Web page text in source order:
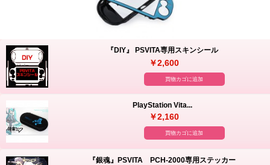
『DIY』 PSVITA専用スキンシール
￥2,600
買物カゴに追加
PlayStation Vita...
￥2,160
買物カゴに追加
『銀魂』PSVITA PCH-2000専用ステッカー